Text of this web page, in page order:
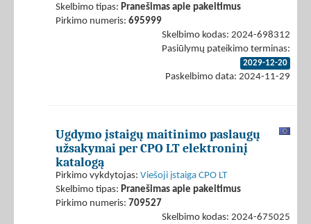
Skelbimo tipas: Pranešimas apie pakeitimus
Pirkimo numeris: 695999
Skelbimo kodas: 2024-698312
Pasiūlymų pateikimo terminas:
2029-12-20
Paskelbimo data: 2024-11-29
Ugdymo įstaigų maitinimo paslaugų
užsakymai per CPO LT elektroninį
katalogą
Pirkimo vykdytojas: Viešoji įstaiga CPO LT
Skelbimo tipas: Pranešimas apie pakeitimus
Pirkimo numeris: 709527
Skelbimo kodas: 2024-675025